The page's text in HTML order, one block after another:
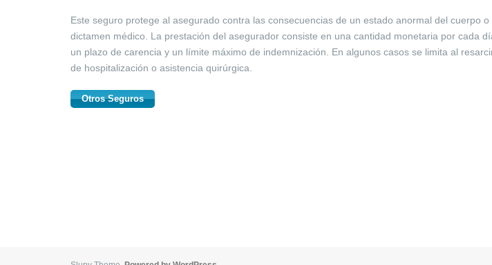
Este seguro protege al asegurado contra las consecuencias de un estado anormal del cuerpo
dictamen médico. La prestación del asegurador consiste en una cantidad monetaria por cada
un plazo de carencia y un límite máximo de indemnización. En algunos casos se limita al
de hospitalización o asistencia quirúrgica.
Otros Seguros